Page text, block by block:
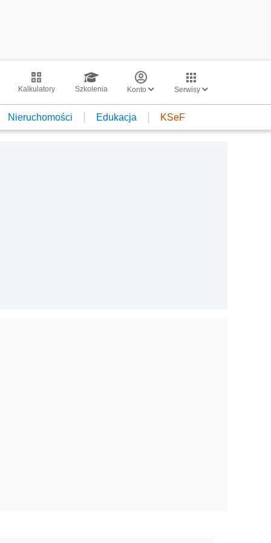
Kalkulatory Szkolenia Konto Serwisy
Nieruchomości Edukacja KSeF